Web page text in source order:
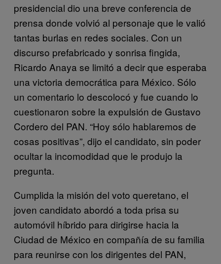
presidencial dio una breve conferencia de
prensa donde volvió al personaje que le valió
tantas burlas en redes sociales. Con un
discurso prefabricado y sonrisa fingida,
Ricardo Anaya se limitó a decir que esperaba
una victoria democrática para México. Sólo
un comentario lo descolocó y fue cuando lo
cuestionaron sobre la expulsión de Gustavo
Cordero del PAN. “Hoy sólo hablaremos de
cosas positivas”, dijo el candidato, sin poder
ocultar la incomodidad que le produjo la
pregunta.
Cumplida la misión del voto queretano, el
joven candidato abordó a toda prisa su
automóvil híbrido para dirigirse hacia la
Ciudad de México en compañía de su familia
para reunirse con los dirigentes del PAN,